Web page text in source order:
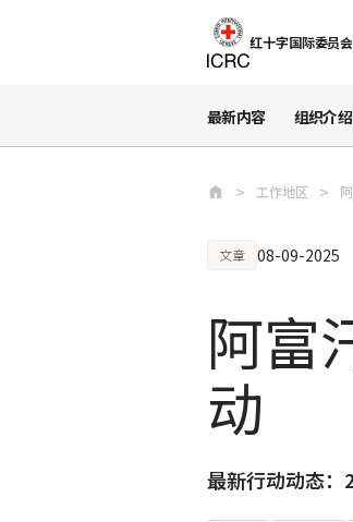
红十字国际委员会
最新内容 组织介绍
工作地区
文章 08-09-2025
阿富
动
最新行动动态：